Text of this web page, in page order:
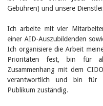
Felicitas Isler
Andrea Grichting
Nicole Rothen
Manuela Nyffeler-Lanker
Alle Autoren
Archiv
Juli 2026
Juni 2026
Gebühren) und unsere
Ich arbeite mit vier
einer AID-Auszubildenden
Ich organisiere die Arbeit
Prioritäten fest, bin für
Zusammenhang mit dem
verantwortlich und bin für
Publikum zuständig.